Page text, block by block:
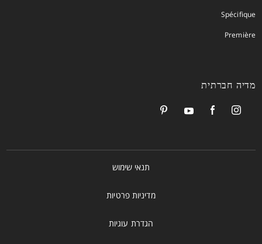
Spécifique
Première
מדיה חברתית
תנאי שימוש
מדיניות פרטיות
הגדרת עוגיות